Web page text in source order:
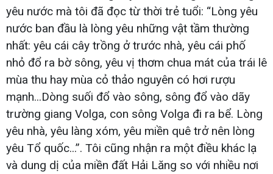
yêu nước mà tôi đã đọc từ thời trẻ tuổi: “Lòng yêu
nước ban đầu là lòng yêu những vật tầm thường
nhất: yêu cái cây trồng ở trước nhà, yêu cái phố
nhỏ đổ ra bờ sông, yêu vị thơm chua mát của trái lê
mùa thu hay mùa cỏ thảo nguyên có hơi rượu
mạnh...Dòng suối đổ vào sông, sông đổ vào dãy
trường giang Volga, con sông Volga đi ra bể. Lòng
yêu nhà, yêu làng xóm, yêu miền quê trở nên lòng
yêu Tổ quốc...”. Tôi cũng nhận ra một điều khác lạ
và dung dị của miền đất Hải Lăng so với nhiều nơi